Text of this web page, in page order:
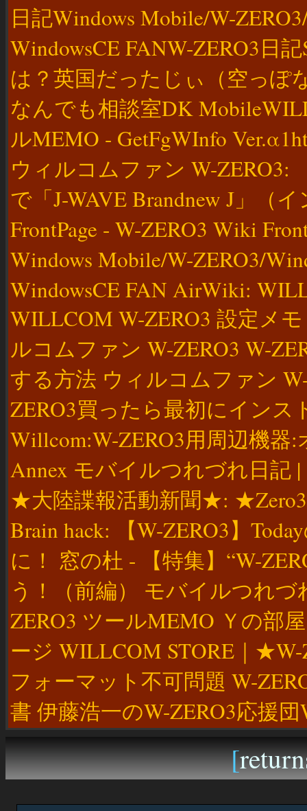
日記Windows Mobile/W-
WindowsCE FANW-ZERO3日
は？英国だったじぃ（空っぽ
なんでも相談室DK
ルMEMO - GetFgWInfo
ウィルコムファン W-
で「J-WAVE Brandnew J」（
FrontPage - W-ZERO3 Wiki
Windows Mobile/W-ZERO3/
WindowsCE FAN AirWiki:
WILLCOM W-ZERO3 設定メ
ルコムファン W-ZERO3 W-
する方法 ウィルコムファン
ZERO3買ったら最初にインス
Willcom:W-ZERO3用周辺機
Annex モバイルつれづれ日記
★大陸諜報活動新聞★:
Brain hack: 【W-ZERO3】
に！ 窓の杜 - 【特集】“W-
う！（前編） モバイルつれづ
ZERO3 ツールMEMO Ｙの部
ージ WILLCOM STORE｜
フォーマット不可問題 W-
書 伊藤浩一のW-ZERO3応援
[